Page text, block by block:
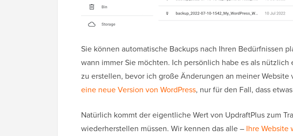
Sie können automatische Backups nach Ihren Bedürfnissen
wann immer Sie möchten. Ich persönlich habe es als
zu erstellen, bevor ich große Änderungen an meiner Website
eine neue Version von WordPress, nur für den Fall, dass
Natürlich kommt der eigentliche Wert von UpdraftPlus zum
wiederherstellen müssen. Wir kennen das alle – Ihre Website